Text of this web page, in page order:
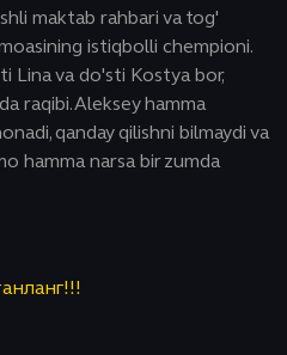
maktab rahbari va tog'
istiqbolli chempioni.
Lina va do'sti Kostya bor,
raqibi. Aleksey hamma
qanday qilishni bilmaydi va
hamma narsa bir zumda